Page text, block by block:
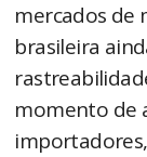
mercados de
brasileira
momento de